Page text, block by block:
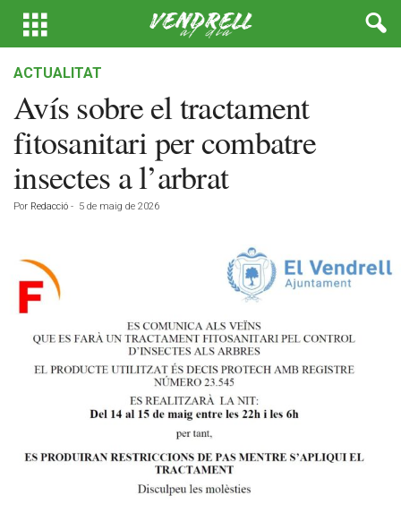
ACTUALITAT
Avís sobre el tractament
fitosanitari per combatre
insectes a l’arbrat
Por Redacció - 5 de maig de 2026